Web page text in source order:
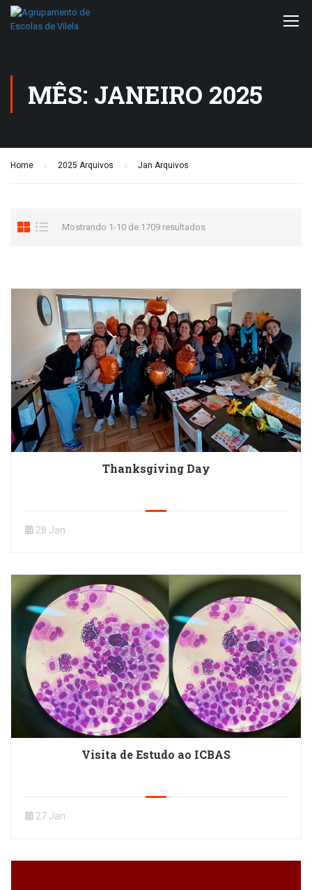
MÊS: JANEIRO 2025
Home 2025 Arquivos Jan Arquivos
Mostrando 1-10 de 1709 resultados
Thanksgiving Day
28 Jan
Visita de Estudo ao ICBAS
27 Jan